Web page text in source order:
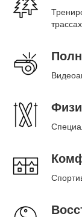
трассах.